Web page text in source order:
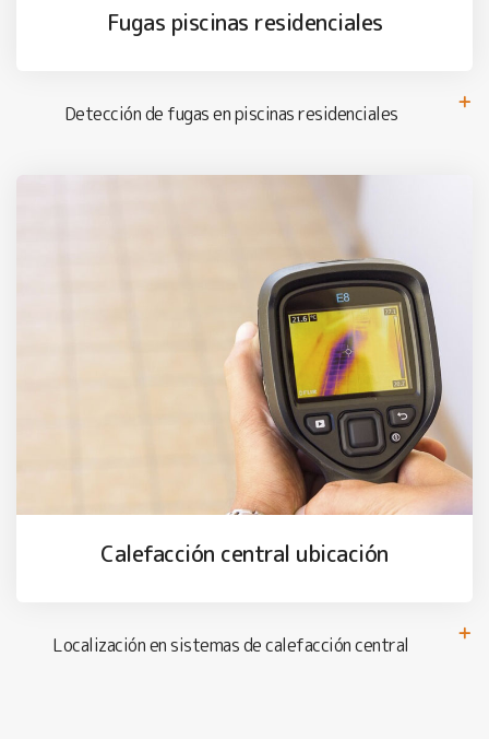
Fugas piscinas residenciales
Detección de fugas en piscinas residenciales
Calefacción central ubicación
Localización en sistemas de calefacción central